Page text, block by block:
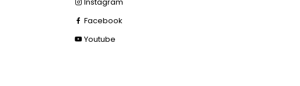
Instagram
Facebook
Youtube